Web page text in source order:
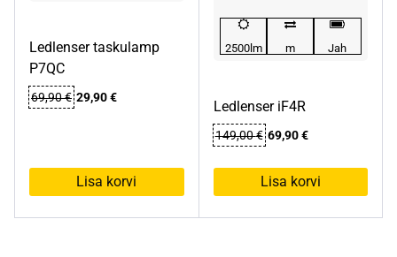
Ledlenser taskulamp
P7QC
69,90€ Algne
29,90€Praegune
Lisa korvi
2500lm m Jah
Ledlenser iF4R
149,00€ Algne
oli:
149,00 €.
69,90€Praegune
on:
69,90 €.
Lisa korvi